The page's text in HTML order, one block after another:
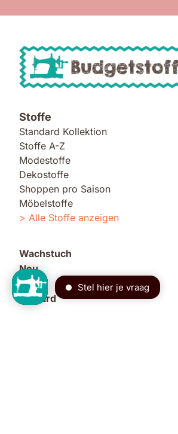
Stoffe
Standard Kollektion
Stoffe A-Z
Modestoffe
Dekostoffe
Shoppen pro Saison
Möbelstoffe
Alle Stoffe anzeigen
Wachstuch
Neu
Sale
Giftcard